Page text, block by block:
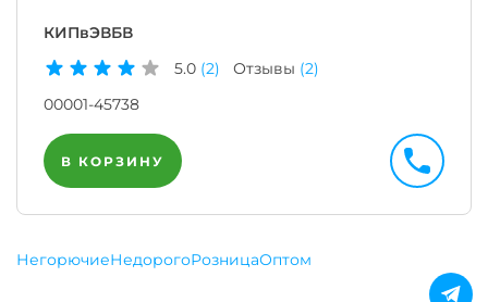
КИПвЭВБВ
5.0 (2) Отзывы (2)
00001-45738
В КОРЗИНУ
НегорючиеНедорогоРозницаОптом